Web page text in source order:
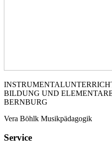
BILDUNG UND
BERNBURG
Vera Böhlk Musikpädagogik
Service